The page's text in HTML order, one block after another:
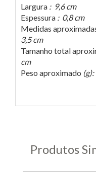
Largura : 9,6 cm
Espessura : 0,8 cm
Medidas
3,5 cm
Tamanho total
cm
Peso aproximado
Produtos